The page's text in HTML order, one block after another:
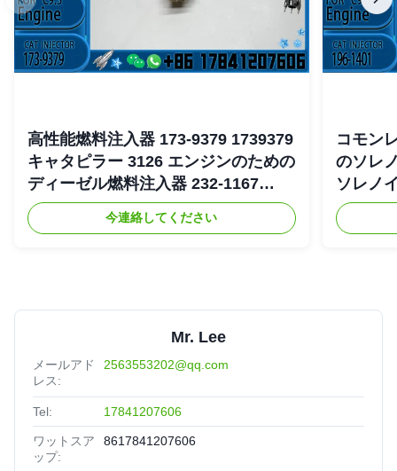
高性能燃料注入器 173-9379 1739379
キャタピラー 3126 エンジンのための
ディーゼル燃料注入器 232-1167
2321167
今連絡してください
コモン
のソレ
ソレノ
4754
Mr. Lee
メールアド
レス:
2563553202@qq.com
Tel: 17841207606
ワットスア
ップ:
8617841207606